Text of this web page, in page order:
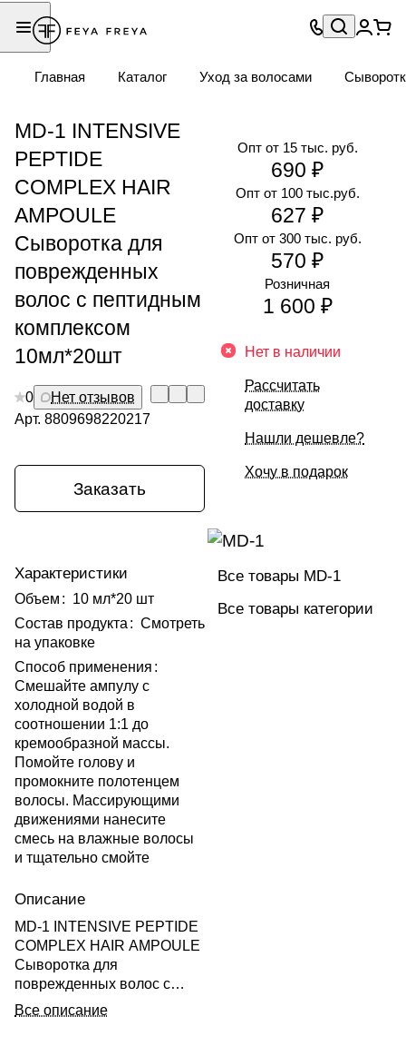
Главная Каталог Уход за волосами
MD-1 INTENSIVE
PEPTIDE
COMPLEX HAIR
AMPOULE
Сыворотка для
поврежденных
волос с пептидным
комплексом
10мл*20шт
0
Нет отзывов
Арт. 8809698220217
Заказать
Характеристики
Объем : 10 мл*20 шт
Состав продукта : Смотреть
на упаковке
Способ применения :
Смешайте ампулу с
холодной водой в
соотношении 1:1 до
кремообразной массы.
Помойте голову и
промокните полотенцем
волосы. Массирующими
движениями нанесите
смесь на влажные волосы
и тщательно смойте
Описание
MD-1 INTENSIVE PEPTIDE
COMPLEX HAIR AMPOULE
Сыворотка для
поврежденных волос с
пептидным комплексом
10мл*20шт
Все описание
Опт от 300 тыс. руб.
570 ₽
Опт от 15 тыс. руб.
690 ₽
Опт от 100 тыс.руб.
627 ₽
Розничная
1 600 ₽
Нет в наличии
Рассчитать
доставку
Нашли дешевле?
Хочу в подарок
Все товары MD-1
Все товары категории